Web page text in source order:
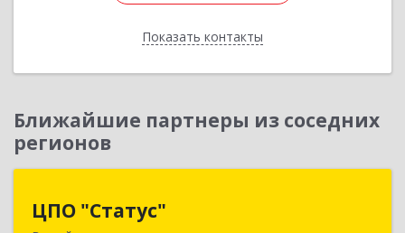
Показать контакты
Назад
Ближайшие партнеры из соседних
регионов
ЦПО "Статус"